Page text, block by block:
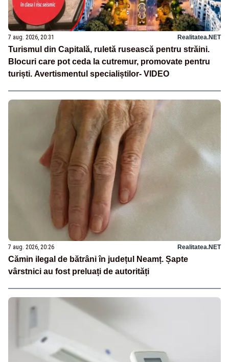
7 aug. 2026, 20:31 Realitatea.NET
Turismul din Capitală, ruletă rusească pentru străini.
Blocuri care pot ceda la cutremur, promovate pentru
turiști. Avertismentul specialiștilor- VIDEO
7 aug. 2026, 20:26 Realitatea.NET
Cămin ilegal de bătrâni în județul Neamț. Șapte
vârstnici au fost preluați de autorități